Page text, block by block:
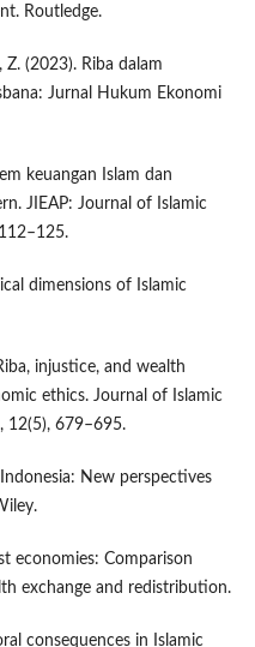
Routledge.
Z. (2023). Riba dalam
Jurnal Hukum Ekonomi
keuangan Islam dan
JIEAP: Journal of Islamic
dimensions of Islamic
injustice, and wealth
ethics. Journal of Islamic
12(5), 679–695.
New perspectives
economies: Comparison
exchange and redistribution.
consequences in Islamic